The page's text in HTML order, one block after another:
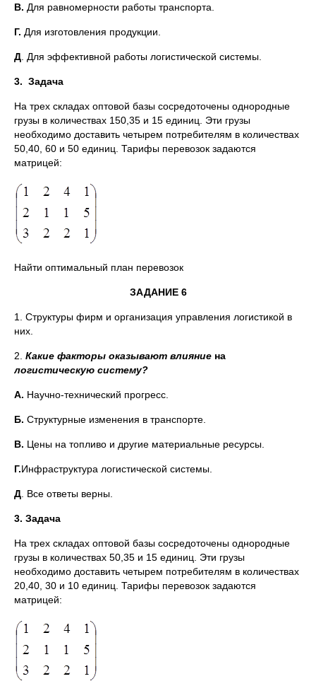
В. Для равномерности работы транспорта.
Г. Для изготовления продукции.
Д . Для эффективной работы логистической системы.
3. Задача
На трех складах оптовой базы сосредоточены однородные
грузы в количествах 150,35 и 15 единиц. Эти грузы
необходимо доставить четырем потребителям в количествах
50,40, 60 и 50 единиц. Тарифы перевозок задаются
матрицей:
Найти оптимальный план перевозок
ЗАДАНИЕ 6
1. Структуры фирм и организация управления логистикой в
них.
2. Какие факторы оказывают влияние на
логистическую систему?
А. Научно-технический прогресс.
Б. Структурные изменения в транспорте.
В. Цены на топливо и другие материальные ресурсы.
Г.Инфраструктура логистической системы.
Д . Все ответы верны.
3. Задача
На трех складах оптовой базы сосредоточены однородные
грузы в количествах 50,35 и 15 единиц. Эти грузы
необходимо доставить четырем потребителям в количествах
20,40, 30 и 10 единиц. Тарифы перевозок задаются
матрицей: